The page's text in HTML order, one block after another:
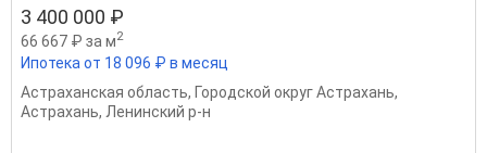
3 400 000 ₽
66 667 ₽ за м2
Ипотека от 18 096 ₽ в месяц
Астраханская область, Городской округ Астрахань,
Астрахань, Ленинский р-н